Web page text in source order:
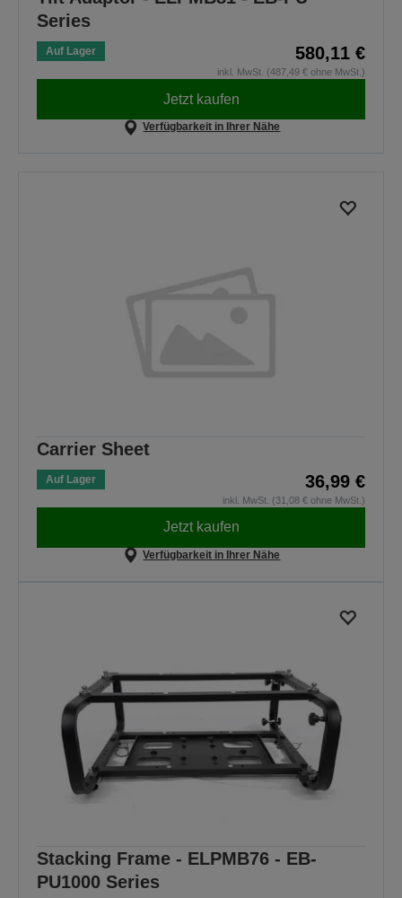
Series
Auf Lager 580,11 €
inkl. MwSt. (487,49 € ohne MwSt.)
Jetzt kaufen
Verfügbarkeit in Ihrer Nähe
Carrier Sheet
Auf Lager 36,99 €
inkl. MwSt. (31,08 € ohne MwSt.)
Jetzt kaufen
Verfügbarkeit in Ihrer Nähe
Stacking Frame - ELPMB76 - EB-
PU1000 Series